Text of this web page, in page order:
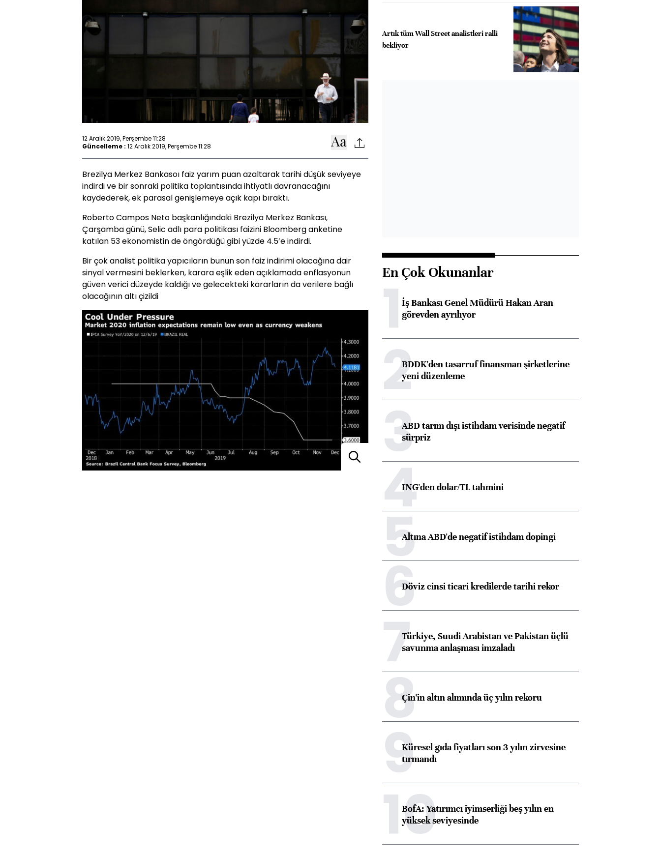
12 Aralık 2019, Perşembe 11:28
Güncelleme : 12 Aralık 2019, Perşembe 11:28
Brezilya Merkez Bankasoı faiz yarım puan azaltarak tarihi düşük seviyeye
indirdi ve bir sonraki politika toplantısında ihtiyatlı davranacağını
kaydederek, ek parasal genişlemeye açık kapı bıraktı.
Roberto Campos Neto başkanlığındaki Brezilya Merkez Bankası,
Çarşamba günü, Selic adlı para politikası faizini Bloomberg anketine
katılan 53 ekonomistin de öngördüğü gibi yüzde 4.5’e indirdi.
Bir çok analist politika yapıcıların bunun son faiz indirimi olacağına dair
sinyal vermesini beklerken, karara eşlik eden açıklamada enflasyonun
güven verici düzeyde kaldığı ve gelecekteki kararların da verilere bağlı
olacağının altı çizildi
Artık tüm Wall Street analistleri ralli
bekliyor
En Çok Okunanlar
1İş Bankası Genel Müdürü Hakan Aran
görevden ayrılıyor
2BDDK'den tasarruf finansman şirketlerine
yeni düzenleme
3ABD tarım dışı istihdam verisinde negatif
sürpriz
4ING'den dolar/TL tahmini
5Altına ABD'de negatif istihdam dopingi
6Döviz cinsi ticari kredilerde tarihi rekor
7Türkiye, Suudi Arabistan ve Pakistan üçlü
savunma anlaşması imzaladı
8Çin'in altın alımında üç yılın rekoru
9Küresel gıda fiyatları son 3 yılın zirvesine
tırmandı
10
BofA: Yatırımcı iyimserliği beş yılın en
yüksek seviyesinde